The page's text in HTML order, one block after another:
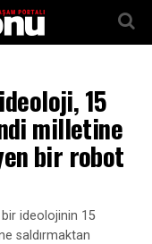
15
milletine
bir robot
bir ideolojinin 15
saldırmaktan